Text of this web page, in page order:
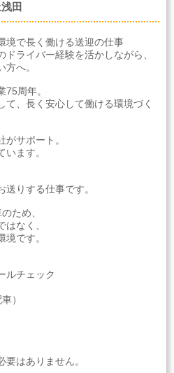
田
境で長く働ける送迎の仕事
ライバー経験を活かしながら、
へ。
周年。
、長く安心して働ける環境づく
サポート。
ます。
りする仕事です。
ため、
なく、
です。
ルチェック
）
はありません。